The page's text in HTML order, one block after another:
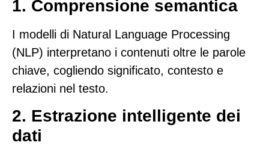
1. Comprensione semantica
I modelli di Natural Language Processing
(NLP) interpretano i contenuti oltre le parole
chiave, cogliendo significato, contesto e
relazioni nel testo.
2. Estrazione intelligente dei
dati